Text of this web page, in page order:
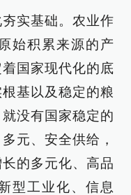
实基础。农业作
始积累来源的产
国家现代化的底
基以及稳定的粮
没有国家稳定的
元、安全供给，
的多元化、高品
型工业化、信息